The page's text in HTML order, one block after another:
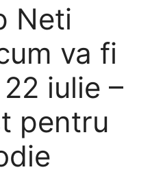
Neti
va fi
iulie –
pentru